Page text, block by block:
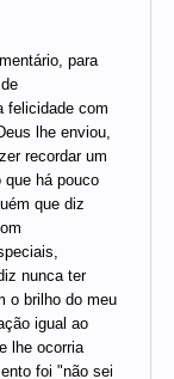
para
felicidade com
lhe enviou,
recordar um
há pouco
que diz
nunca ter
o brilho do meu
igual ao
lhe ocorria
foi "não sei